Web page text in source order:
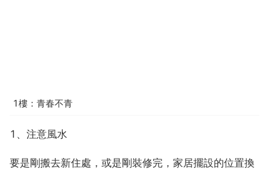
1樓：青春不青
1、注意風水
要是剛搬去新住處，或是剛裝修完，家居擺設的位置換